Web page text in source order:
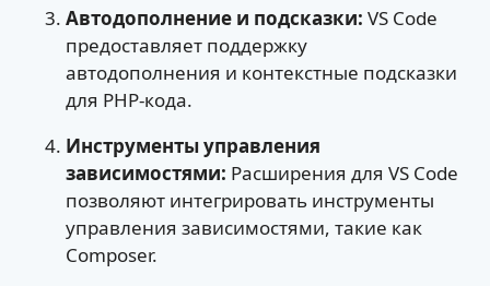
Автодополнение и подсказки: VS Code
предоставляет поддержку
автодополнения и контекстные подсказки
для PHP-кода.
Инструменты управления
зависимостями: Расширения для VS Code
позволяют интегрировать инструменты
управления зависимостями, такие как
Composer.